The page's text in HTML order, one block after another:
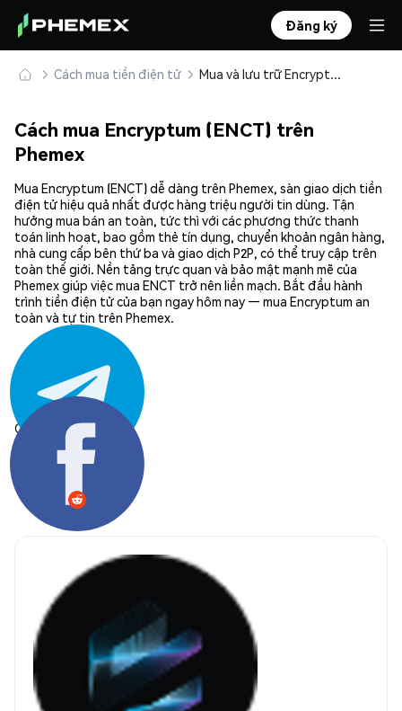
Đăng ký
Cách mua tiền điện tử Mua và lưu trữ Encryptum (ENCT) an toàn
Cách mua Encryptum (ENCT) trên
Phemex
Mua Encryptum (ENCT) dễ dàng trên Phemex, sàn giao dịch tiền
điện tử hiệu quả nhất được hàng triệu người tin dùng. Tận
hưởng mua bán an toàn, tức thì với các phương thức thanh
toán linh hoạt, bao gồm thẻ tín dụng, chuyển khoản ngân hàng,
nhà cung cấp bên thứ ba và giao dịch P2P, có thể truy cập trên
toàn thế giới. Nền tảng trực quan và bảo mật mạnh mẽ của
Phemex giúp việc mua ENCT trở nên liền mạch. Bắt đầu hành
trình tiền điện tử của bạn ngay hôm nay — mua Encryptum an
toàn và tự tin trên Phemex.
Chia sẻ: